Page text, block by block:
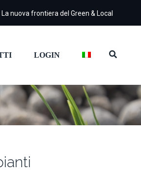
La nuova frontiera del Green & Local
LOGIN